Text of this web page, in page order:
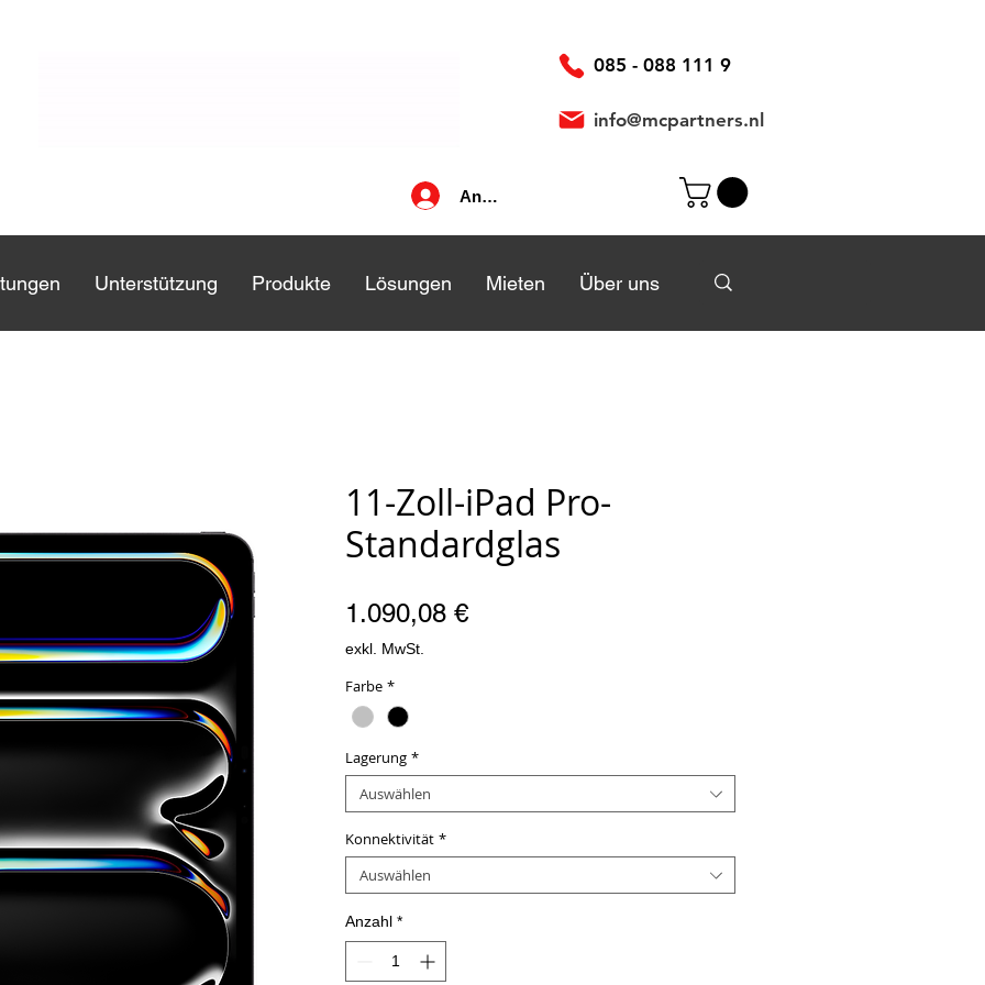
Anmelden
085 - 088 111 9
info@mcpartners.nl
Unterstützung Produkte Lösungen Mieten Über uns
Unterstützung Produkte Lösungen Mieten Über uns
11-Zoll-iPad Pro-
Standardglas
1.090,08 €Preis
exkl. MwSt.
Farbe *
Lagerung *
Auswählen
Konnektivität *
Auswählen
Anzahl *